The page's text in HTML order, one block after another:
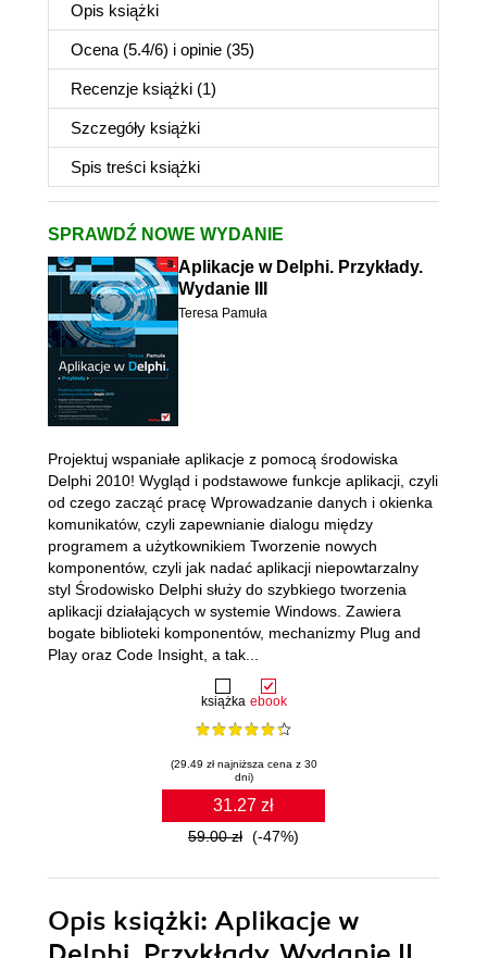
Opis książki
Ocena (5.4/6) i opinie (35)
Recenzje książki (1)
Szczegóły książki
Spis treści książki
SPRAWDŹ NOWE WYDANIE
Aplikacje w Delphi. Przykłady.
Wydanie III
Teresa Pamuła
książka ebook
(29.49 zł najniższa cena z 30
dni)
31.27 zł
59.00 zł (-47%)
Projektuj wspaniałe aplikacje z pomocą środowiska
Delphi 2010! Wygląd i podstawowe funkcje aplikacji, czyli
od czego zacząć pracę Wprowadzanie danych i okienka
komunikatów, czyli zapewnianie dialogu między
programem a użytkownikiem Tworzenie nowych
komponentów, czyli jak nadać aplikacji niepowtarzalny
styl Środowisko Delphi służy do szybkiego tworzenia
aplikacji działających w systemie Windows. Zawiera
bogate biblioteki komponentów, mechanizmy Plug and
Play oraz Code Insight, a tak...
Opis książki: Aplikacje w